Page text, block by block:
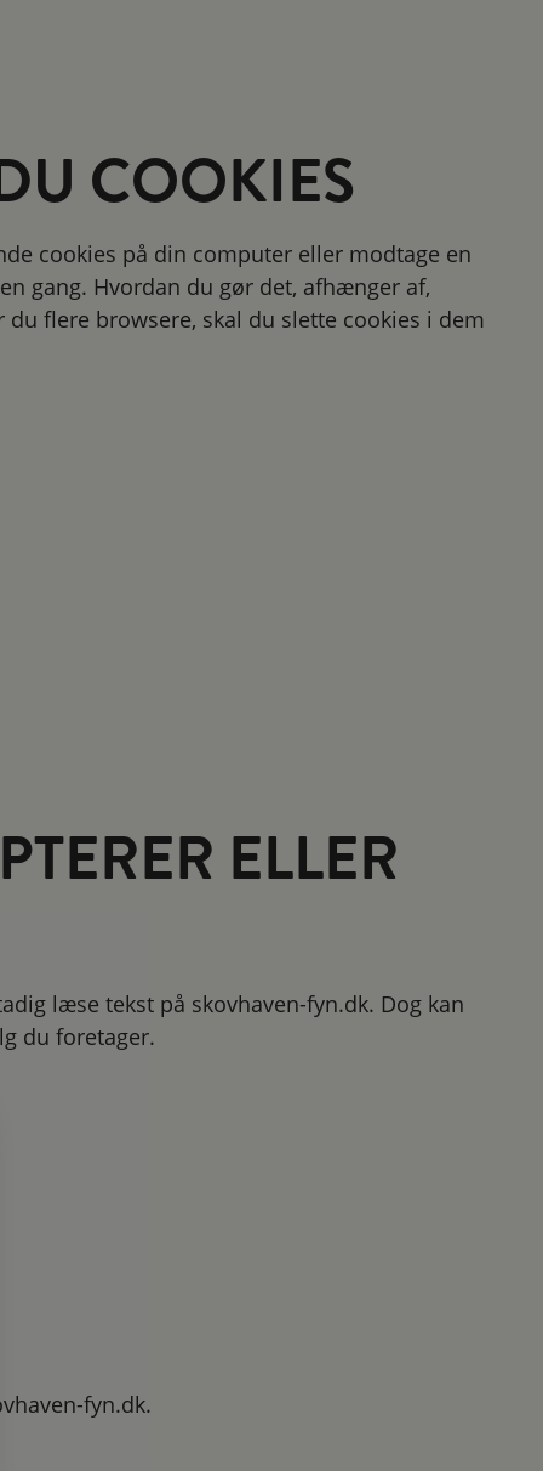
COOKIES
cookies på din computer eller modtage en
gang. Hvordan du gør det, afhænger af,
flere browsere, skal du slette cookies i dem
ELLER
læse tekst på skovhaven-fyn.dk. Dog kan
du foretager.
fyn.dk.